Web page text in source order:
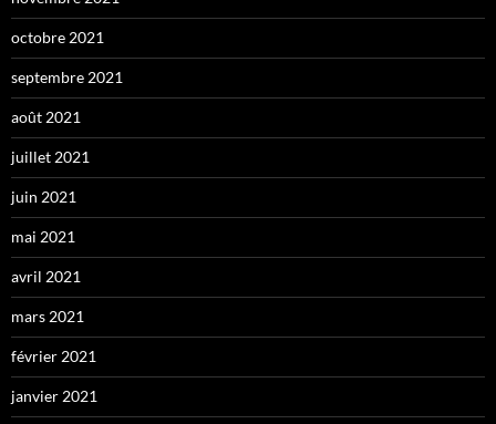
octobre 2021
septembre 2021
août 2021
juillet 2021
juin 2021
mai 2021
avril 2021
mars 2021
février 2021
janvier 2021